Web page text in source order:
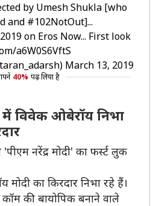
by Umesh Shukla [who
and #102NotOut]...
on Eros Now... First look
a6W0S6VftS
March 13, 2019
40% पढ़ लिया है
में विवेक ओबेरॉय निभा
नरेंद्र मोदी' का फर्स्ट लुक
का किरदार निभा रहे हैं।
की बायोपिक बनाने वाले